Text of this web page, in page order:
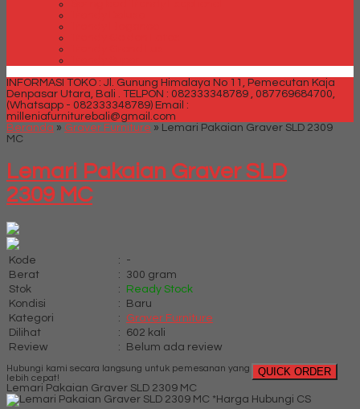
INFORMASI TOKO : Jl. Gunung Himalaya No 11, Pemecutan Kaja
Denpasar Utara, Bali . TELPON : 082333348789 , 087769684700,
(Whatsapp - 082333348789) Email :
milleniafurniturebali@gmail.com
Beranda » Graver Furniture » Lemari Pakaian Graver SLD 2309
MC
Lemari Pakaian Graver SLD
2309 MC
Kode :
-
Berat
:
300 gram
Stok
:
Ready Stock
Kondisi
:
Baru
Kategori
:
Graver Furniture
Dilihat
:
602 kali
Review
: Belum ada review
QUICK ORDER
Hubungi kami secara langsung untuk pemesanan yang
lebih cepat!
Lemari Pakaian Graver SLD 2309 MC
*Harga Hubungi CS